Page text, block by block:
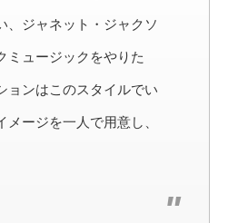
、ジャネット・ジャクソ
ミュージックをやりた
ョンはこのスタイルでい
メージを一人で用意し、